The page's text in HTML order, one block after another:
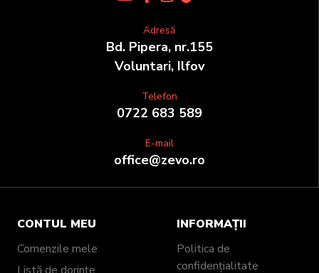
Adresă
Bd. Pipera, nr.155
Voluntari, Ilfov
Telefon
0722 683 589
E-mail
office@zevo.ro
CONTUL MEU
Comenzile mele
INFORMAȚII
Politica de
confidențialitate